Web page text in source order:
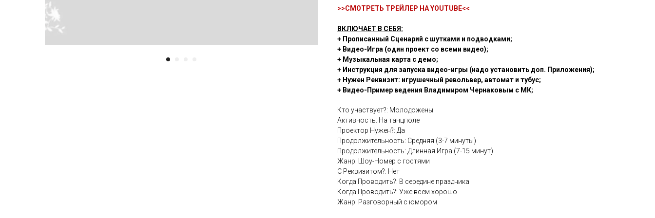
>>СМОТРЕТЬ ТРЕЙЛЕР НА YOUTUBE<<
ВКЛЮЧАЕТ В СЕБЯ:
+ Прописанный Сценарий с шутками и подводками;
+ Видео-Игра (один проект со всеми видео);
+ Музыкальная карта с демо;
+ Инструкция для запуска видео-игры (надо установить доп. Приложения);
+ Нужен Реквизит: игрушечный револьвер, автомат и тубус;
+ Видео-Пример ведения Владимиром Чернаковым с МК;
Кто участвует?: Молодожены
Активность: На танцполе
Проектор Нужен?: Да
Продолжительность: Средняя (3-7 минуты)
Продолжительность: Длинная Игра (7-15 минут)
Жанр: Шоу-Номер с гостями
С Реквизитом?: Нет
Когда Проводить?: В середине праздника
Когда Проводить?: Уже всем хорошо
Жанр: Разговорный с юмором